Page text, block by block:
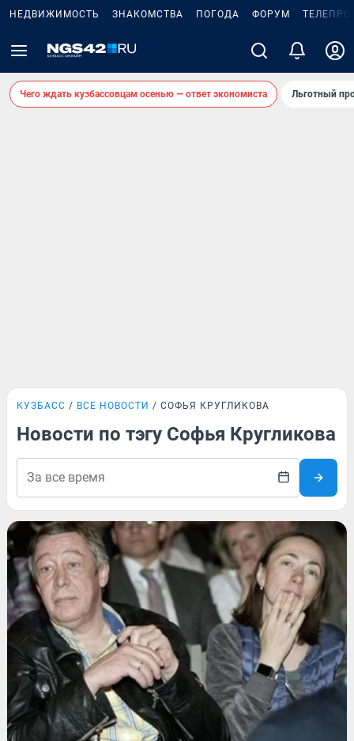
НЕДВИЖИМОСТЬ ЗНАКОМСТВА ПОГОДА ФОРУМ
Чего ждать кузбассовцам осенью — ответ экономиста Льготный
КУЗБАСС ВСЕ НОВОСТИ СОФЬЯ КРУГЛИКОВА
Новости по тэгу Софья Кругликова